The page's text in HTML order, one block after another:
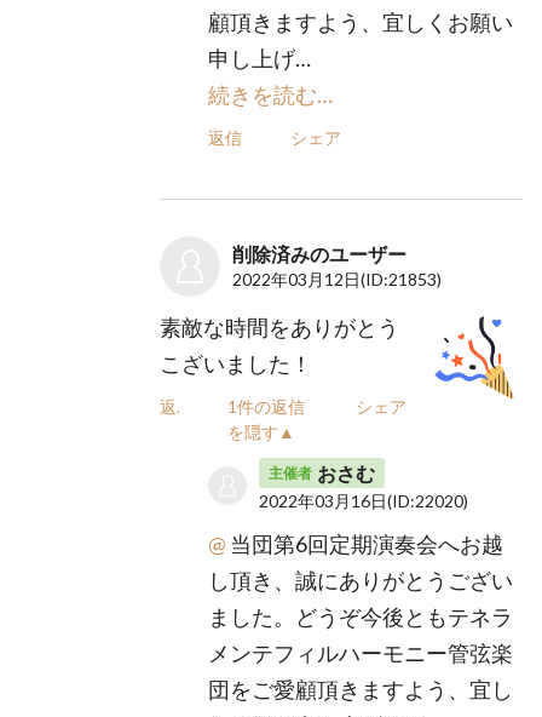
顧頂きますよう、宜しくお願い
申し上げ…
続きを読む…
返信 シェア
削除済みのユーザー
2022年03月12日(ID:21853)
素敵な時間をありがとう
こざいました！
返信
1件の返信
を隠す▲
シェア
主催者 おさむ
2022年03月16日(ID:22020)
@ 当団第6回定期演奏会へお越
し頂き、誠にありがとうござい
ました。どうぞ今後ともテネラ
メンテフィルハーモニー管弦楽
団をご愛顧頂きますよう、宜し